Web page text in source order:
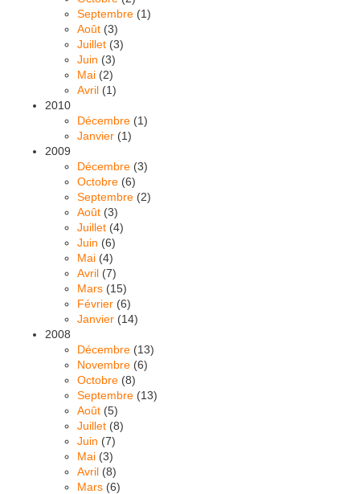
Septembre (1)
Août (3)
Juillet (3)
Juin (3)
Mai (2)
Avril (1)
2010
Décembre (1)
Janvier (1)
2009
Décembre (3)
Octobre (6)
Septembre (2)
Août (3)
Juillet (4)
Juin (6)
Mai (4)
Avril (7)
Mars (15)
Février (6)
Janvier (14)
2008
Décembre (13)
Novembre (6)
Octobre (8)
Septembre (13)
Août (5)
Juillet (8)
Juin (7)
Mai (3)
Avril (8)
Mars (6)